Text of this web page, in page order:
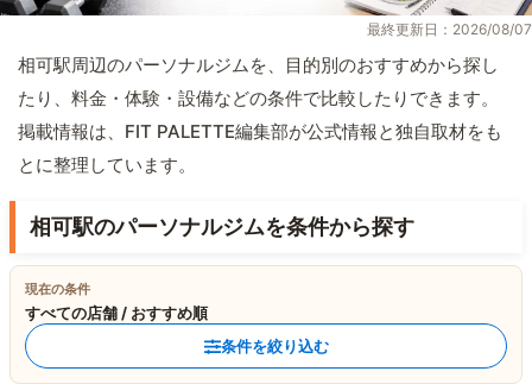
最終更新日：2026/08/07
相可駅周辺のパーソナルジムを、目的別のおすすめから探し
たり、料金・体験・設備などの条件で比較したりできます。
掲載情報は、FIT PALETTE編集部が公式情報と独自取材をも
とに整理しています。
相可駅のパーソナルジムを条件から探す
現在の条件
すべての店舗 / おすすめ順
条件を絞り込む